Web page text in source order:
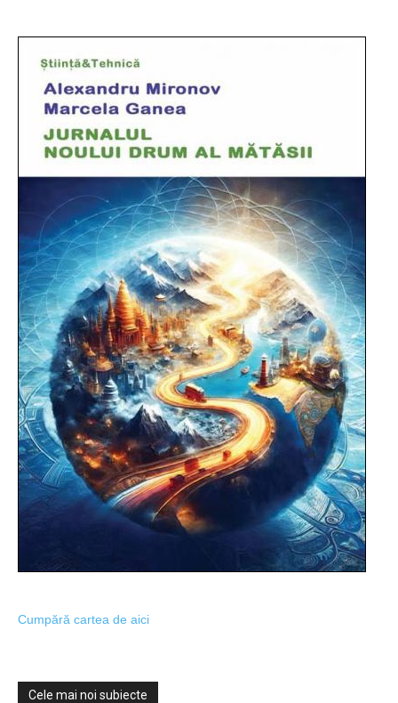
Cumpără cartea de aici
Cele mai noi subiecte